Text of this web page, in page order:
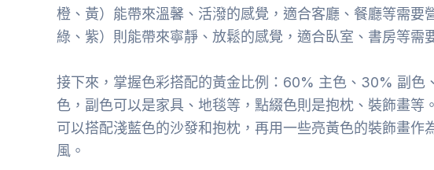
橙、黃）能帶來溫馨、活潑的感覺，適合客廳、餐廳等需要
綠、紫）則能帶來寧靜、放鬆的感覺，適合臥室、書房等需
接下來，掌握色彩搭配的黃金比例：60% 主色、30% 副色
色，副色可以是家具、地毯等，點綴色則是抱枕、裝飾畫等
可以搭配淺藍色的沙發和抱枕，再用一些亮黃色的裝飾畫作
風。